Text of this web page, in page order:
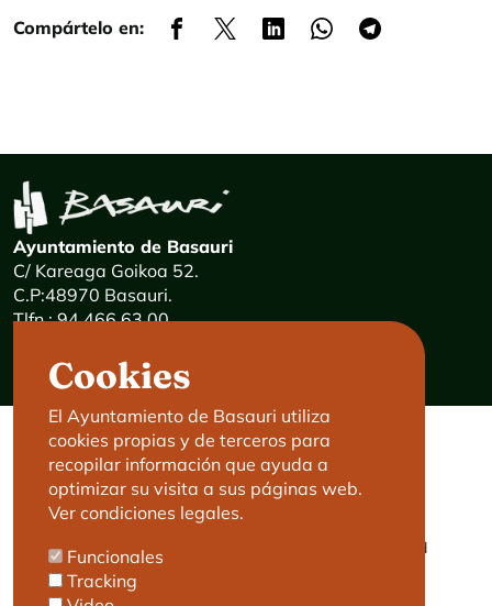
Compártelo en:
Cookies
El Ayuntamiento de Basauri utiliza
cookies propias y de terceros para
recopilar información que ayuda a
optimizar su visita a sus páginas web.
Ver condiciones legales.
Funcionales
Tracking
Ayuntamiento de Basauri
C/ Kareaga Goikoa 52.
C.P:48970 Basauri.
Tlfn.: 94 466 63 00
E-mail: haz@basauri.eus
CONTACTO
Basauri le atiende
Cita previa
LEGAL
Aviso legal
Política de privacidad